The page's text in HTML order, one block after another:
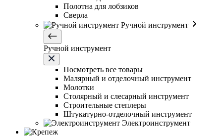
Полотна для лобзиков
Сверла
Ручной инструмент
Ручной инструмент
Посмотреть все товары
Малярный и отделочный инструмент
Молотки
Столярный и слесарный инструмент
Строительные степлеры
Штукатурно-отделочный инструмент
Электроинструмент